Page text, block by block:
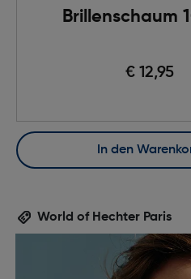
Brillenschaum
€ 12,95
In den
World of Hechter Paris